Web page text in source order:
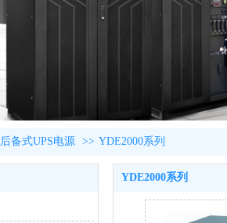
后备式UPS电源 >> YDE2000系列
YDE2000系列